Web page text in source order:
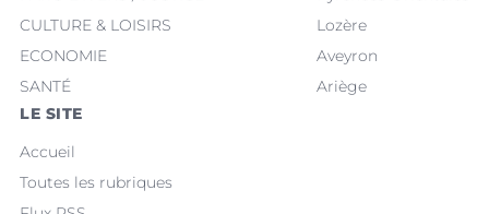
CULTURE & LOISIRS
ECONOMIE
SANTÉ
Lozère
Aveyron
Ariège
LE SITE
Accueil
Toutes les rubriques